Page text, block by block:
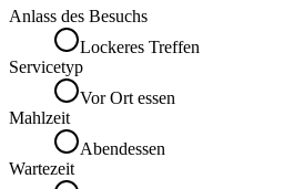
Anlass des Besuchs
Lockeres Treffen
Servicetyp
Vor Ort essen
Mahlzeit
Abendessen
Wartezeit